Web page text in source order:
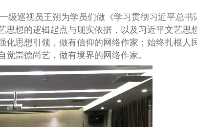
级巡视员王朔为学员们做《学习贯彻习近平总
想的逻辑起点与现实依据，以及习近平文艺思
思想引领，做有信仰的网络作家；始终扎根人
崇德尚艺，做有境界的网络作家。